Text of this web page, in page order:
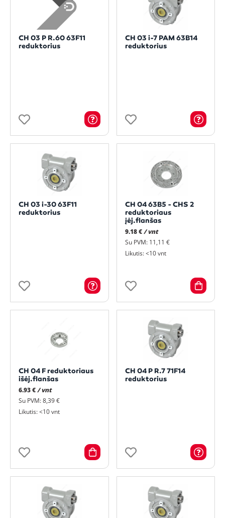
CH 03 P R.60 63F11
reduktorius
CH 03 i-7 PAM 63B14
reduktorius
CH 03 i-30 63F11
reduktorius
CH 04 63B5 - CHS 2
reduktoriaus
įėj.flanšas
9.18 € / vnt
Su PVM: 11,11 €
Likutis: <10 vnt
CH 04 F reduktoriaus
išėj.flanšas
6.93 €/ vnt
Su PVM: 8,39 €
Likutis: <10 vnt
CH 04 P R.7 71F14
reduktorius